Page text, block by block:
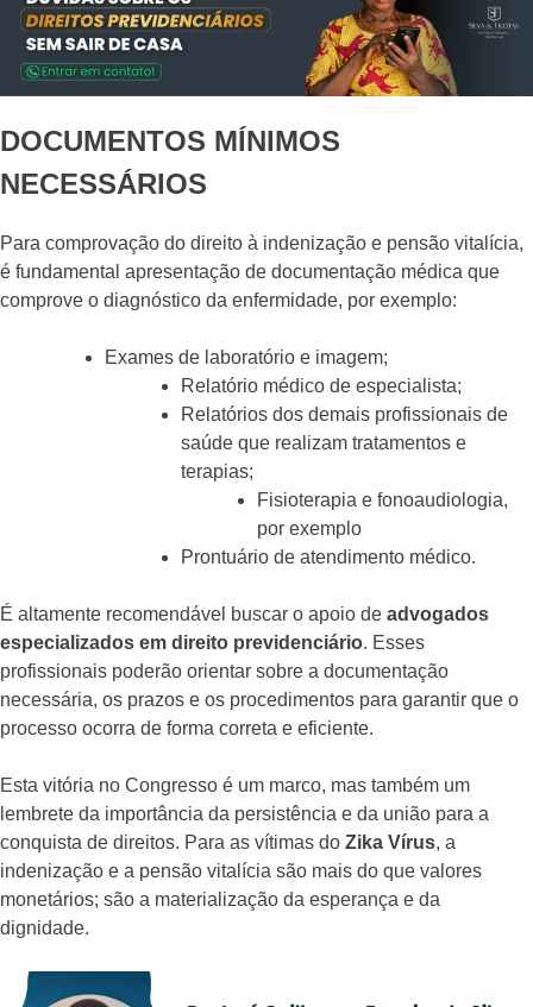
DOCUMENTOS MÍNIMOS
NECESSÁRIOS
Para comprovação do direito à indenização e pensão vitalícia,
é fundamental apresentação de documentação médica que
comprove o diagnóstico da enfermidade, por exemplo:
Exames de laboratório e imagem;
Relatório médico de especialista;
Relatórios dos demais profissionais de
saúde que realizam tratamentos e
terapias;
Fisioterapia e fonoaudiologia,
por exemplo
Prontuário de atendimento médico.
É altamente recomendável buscar o apoio de advogados
especializados em direito previdenciário. Esses
profissionais poderão orientar sobre a documentação
necessária, os prazos e os procedimentos para garantir que o
processo ocorra de forma correta e eficiente.
Esta vitória no Congresso é um marco, mas também um
lembrete da importância da persistência e da união para a
conquista de direitos. Para as vítimas do Zika Vírus, a
indenização e a pensão vitalícia são mais do que valores
monetários; são a materialização da esperança e da
dignidade.